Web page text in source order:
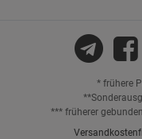
* frühere
*** früherer